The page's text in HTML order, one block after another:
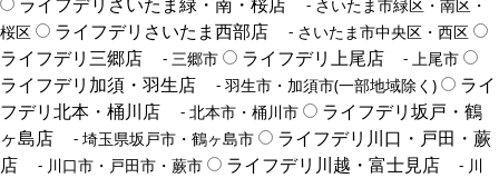
- さいたま市緑区・南区・
桜区
ライフデリさいたま西部店 - さいたま市中央区・西区
ライフデリ三郷店 - 三郷市 ライフデリ上尾店 - 上尾市
ライフデリ加須・羽生店 - 羽生市・加須市(一部地域除く)
ライ
フデリ北本・桶川店
- 北本市・桶川市
ライフデリ坂戸・鶴
ヶ島店
- 埼玉県坂戸市・鶴ヶ島市
ライフデリ川口・戸田・蕨
店
- 川口市・戸田市・蕨市 ライフデリ川越・富士見店
- 川